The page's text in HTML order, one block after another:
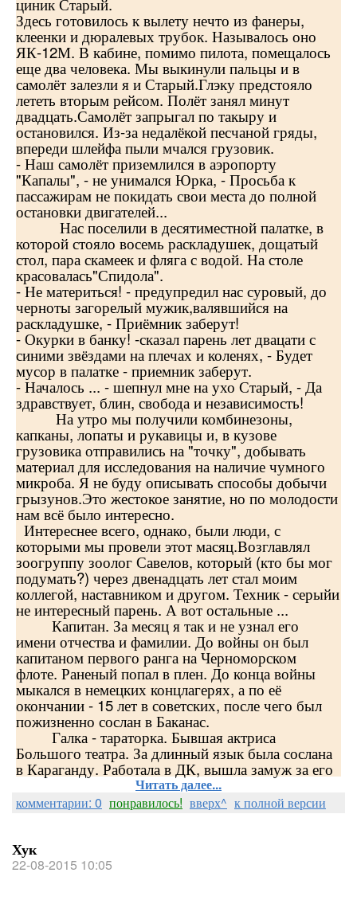
Здесь готовилось к вылету нечто из фанеры,
клеенки и дюралевых трубок. Называлось оно
ЯК-12М. В кабине, помимо пилота, помещалось
еще два человека. Мы выкинули пальцы и в
самолёт залезли я и Старый.Глэку предстояло
лететь вторым рейсом. Полёт занял минут
двадцать.Самолёт запрыгал по такыру и
остановился. Из-за недалёкой песчаной гряды,
впереди шлейфа пыли мчался грузовик.
- Наш самолёт приземлился в аэропорту
"Капалы", - не унимался Юрка, - Просьба к
пассажирам не покидать свои места до полной
остановки двигателей...
Нас поселили в десятиместной палатке, в
которой стояло восемь раскладушек, дощатый
стол, пара скамеек и фляга с водой. На столе
красовалась"Спидола".
- Не материться! - предупредил нас суровый, до
черноты загорелый мужик,валявшийся на
раскладушке, - Приёмник заберут!
- Окурки в банку! -сказал парень лет двацати с
синими звёздами на плечах и коленях, - Будет
мусор в палатке - приемник заберут.
- Началось ... - шепнул мне на ухо Старый, - Да
здравствует, блин, свобода и независимость!
На утро мы получили комбинезоны,
капканы, лопаты и рукавицы и, в кузове
грузовика отправились на "точку", добывать
материал для исследования на наличие чумного
микроба. Я не буду описывать способы добычи
грызунов.Это жестокое занятие, но по молодости
нам всё было интересно.
Интереснее всего, однако, были люди, с
которыми мы провели этот масяц.Возглавлял
зоогруппу зоолог Савелов, который (кто бы мог
подумать?) через двенадцать лет стал моим
коллегой, наставником и другом. Техник - серыйи
не интересный парень. А вот остальные ...
Капитан. За месяц я так и не узнал его
имени отчества и фамилии. До войны он был
капитаном первого ранга на Черноморском
флоте. Раненый попал в плен. До конца войны
мыкался в немецких концлагерях, а по её
окончании - 15 лет в советских, после чего был
пожизненно сослан в Баканас.
Галка - тараторка. Бывшая актриса
Большого театра. За длинный язык была сослана
в Караганду. Работала в ДК, вышла замуж за его
Читать далее...
комментарии: 0 понравилось! вверх^ к полной версии
Хук
22-08-2015 10:05